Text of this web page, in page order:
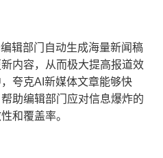
辑部门自动生成海量新闻稿
内容，从而极大提高报道效
夸克AI新媒体文章能够快
助编辑部门应对信息爆炸的
和覆盖率。